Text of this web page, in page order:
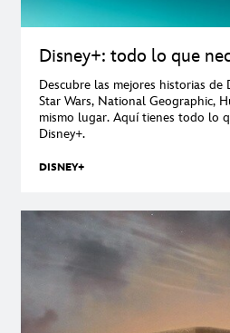
Disney+: todo lo que
Descubre las mejores historias de
Star Wars, National Geographic,
mismo lugar. Aquí tienes todo lo
Disney+.
DISNEY+